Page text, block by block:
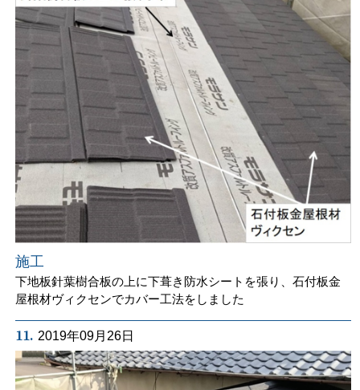
施工
下地板針葉樹合板の上に下葺き防水シートを張り、石付板金
屋根材ヴィクセンでカバー工法をしました
11. 2019年09月26日